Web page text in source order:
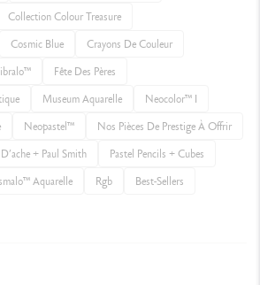
Collection Colour Treasure
Cosmic Blue
Crayons De Couleur
Fête Des Pères
Museum Aquarelle
Neocolor™ I
Neopastel™
Nos Pièces De Prestige À Offrir
+ Paul Smith
Pastel Pencils + Cubes
Aquarelle Rgb
Best-Sellers